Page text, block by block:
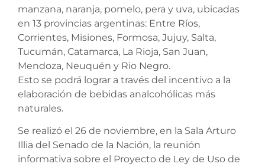
manzana, naranja, pomelo, pera y uva, ubicadas
en 13 provincias argentinas: Entre Ríos,
Corrientes, Misiones, Formosa, Jujuy, Salta,
Tucumán, Catamarca, La Rioja, San Juan,
Mendoza, Neuquén y Rio Negro.
Esto se podrá lograr a través del incentivo a la
elaboración de bebidas analcohólicas más
naturales.
Se realizó el 26 de noviembre, en la Sala Arturo
Illia del Senado de la Nación, la reunión
informativa sobre el Proyecto de Ley de Uso de